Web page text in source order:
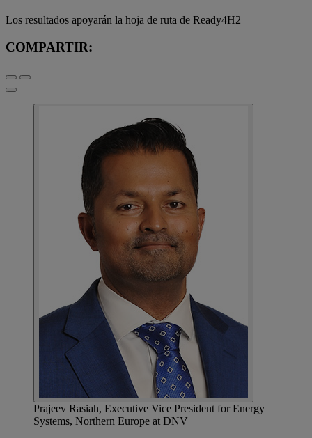
Los resultados apoyarán la hoja de ruta de Ready4H2
COMPARTIR:
Prajeev Rasiah, Executive Vice President for Energy
Systems, Northern Europe at DNV